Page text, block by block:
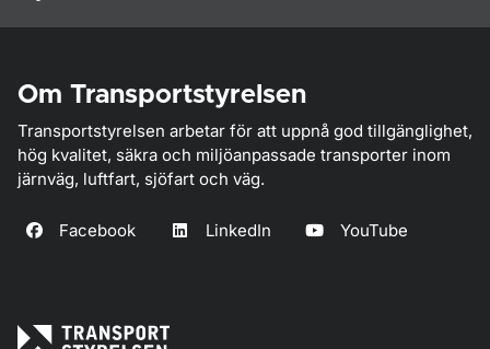
Om Transportstyrelsen
Transportstyrelsen arbetar för att uppnå god tillgänglighet,
hög kvalitet, säkra och miljöanpassade transporter inom
järnväg, luftfart, sjöfart och väg.
Facebook LinkedIn YouTube